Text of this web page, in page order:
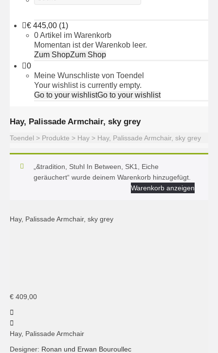
€ 445,00 (1)
0 Artikel im Warenkorb
Momentan ist der Warenkob leer.
Zum ShopZum Shop
0
Meine Wunschliste von Toendel
Your wishlist is currently empty.
Go to your wishlistGo to your wishlist
Hay, Palissade Armchair, sky grey
Toendel > Produkte > Hay > Hay, Palissade Armchair, sky grey
„&tradition, Stuhl In Between, SK1, Eiche
geräuchert“ wurde deinem Warenkorb hinzugefügt.
Warenkorb anzeigen
Hay, Palissade Armchair, sky grey
€ 409,00
Hay, Palissade Armchair
Designer: Ronan und Erwan Bouroullec